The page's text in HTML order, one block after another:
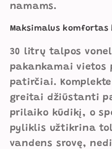
namams.
Maksimalus komfortas
30 litrų talpos
pakankamai vietos
patirčiai.
greitai džiūstanti
prilaiko kūdikį, o
pyliklis užtikrina
vandens srovę,